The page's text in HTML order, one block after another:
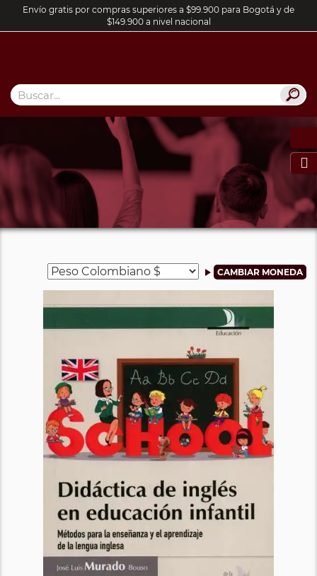
Envío gratis por compras superiores a $99.900 para Bogotá y de
$149.900 a nivel nacional
